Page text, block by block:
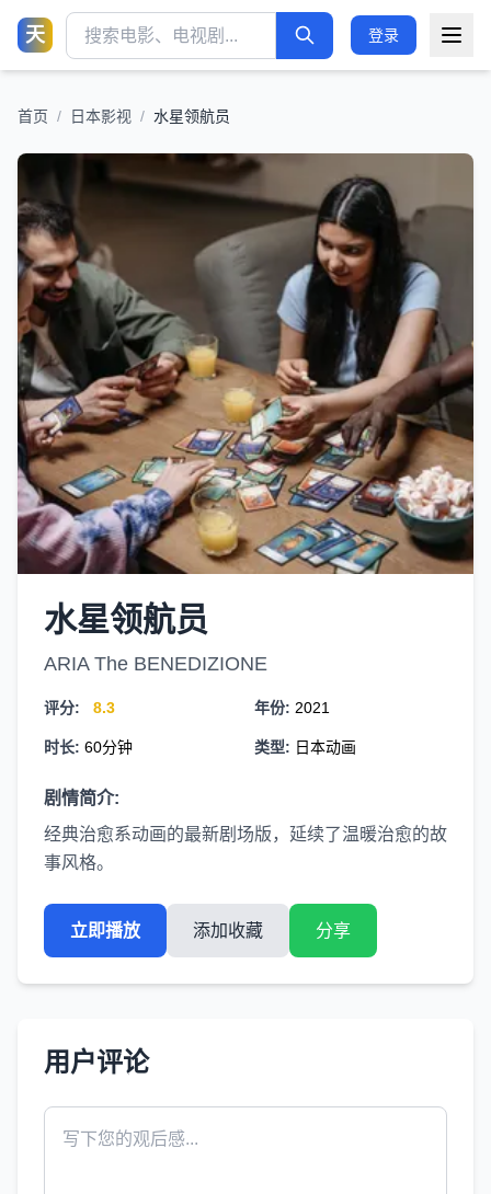
天 登录
首页 / 日本影视 / 水星领航员
水星领航员
ARIA The BENEDIZIONE
评分: 8.3 年份: 2021
时长: 60分钟 类型: 日本动画
剧情简介:
经典治愈系动画的最新剧场版，延续了温暖治愈的故
事风格。
立即播放 添加收藏 分享
用户评论